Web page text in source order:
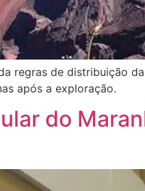
regras de distribuição
após a exploração.
do